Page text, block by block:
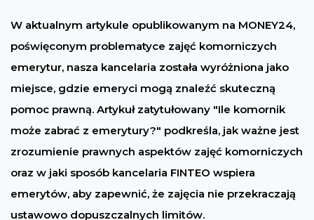
W aktualnym artykule opublikowanym na MONEY24,
poświęconym problematyce zajęć komorniczych
emerytur, nasza kancelaria została wyróżniona jako
miejsce, gdzie emeryci mogą znaleźć skuteczną
pomoc prawną. Artykuł zatytułowany "Ile komornik
może zabrać z emerytury?" podkreśla, jak ważne jest
zrozumienie prawnych aspektów zajęć komorniczych
oraz w jaki sposób kancelaria FINTEO wspiera
emerytów, aby zapewnić, że zajęcia nie przekraczają
ustawowo dopuszczalnych limitów.